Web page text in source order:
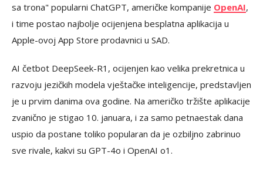
sa trona" popularni ChatGPT, američke kompanije OpenAI,
i time postao najbolje ocijenjena besplatna aplikacija u
Apple-ovoj App Store prodavnici u SAD.
AI četbot DeepSeek-R1, ocijenjen kao velika prekretnica u
razvoju jezičkih modela vještačke inteligencije, predstavljen
je u prvim danima ova godine. Na američko tržište aplikacije
zvanično je stigao 10. januara, i za samo petnaestak dana
uspio da postane toliko popularan da je ozbiljno zabrinuo
sve rivale, kakvi su GPT-4o i OpenAI o1.